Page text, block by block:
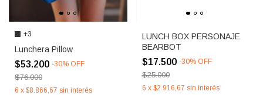
+3
Lunchera Pillow
$53.200 -30% OFF
$76.000
6 x $8.866,67 sin interés
LUNCH BOX PERSONAJE
BEARBOT
$17.500 -30% OFF
$25.000
6 x $2.916,67 sin interés